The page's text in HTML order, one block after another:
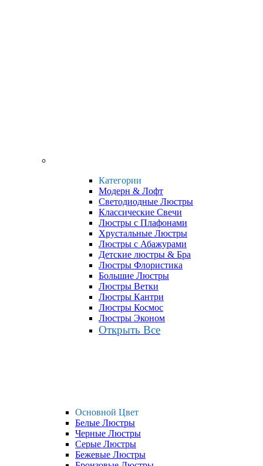
Категории
Модерн & Лофт
Светодиодные Люстры
Классические Свечи
Люстры с Плафонами
Хрустальные Люстры
Люстры с Абажурами
Детские люстры & Бра
Люстры Флористика
Большие Люстры
Люстры Ветки
Люстры Кантри
Люстры Космос
Люстры Эконом
Открыть Все
Основной Цвет
Белые Люстры
Черные Люстры
Серые Люстры
Бежевые Люстры